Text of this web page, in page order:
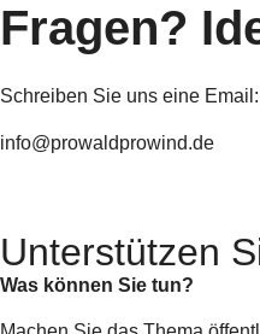
Fragen?
Schreiben Sie uns eine Email:
info@prowaldprowind.de
Unterstützen
Was können Sie tun?